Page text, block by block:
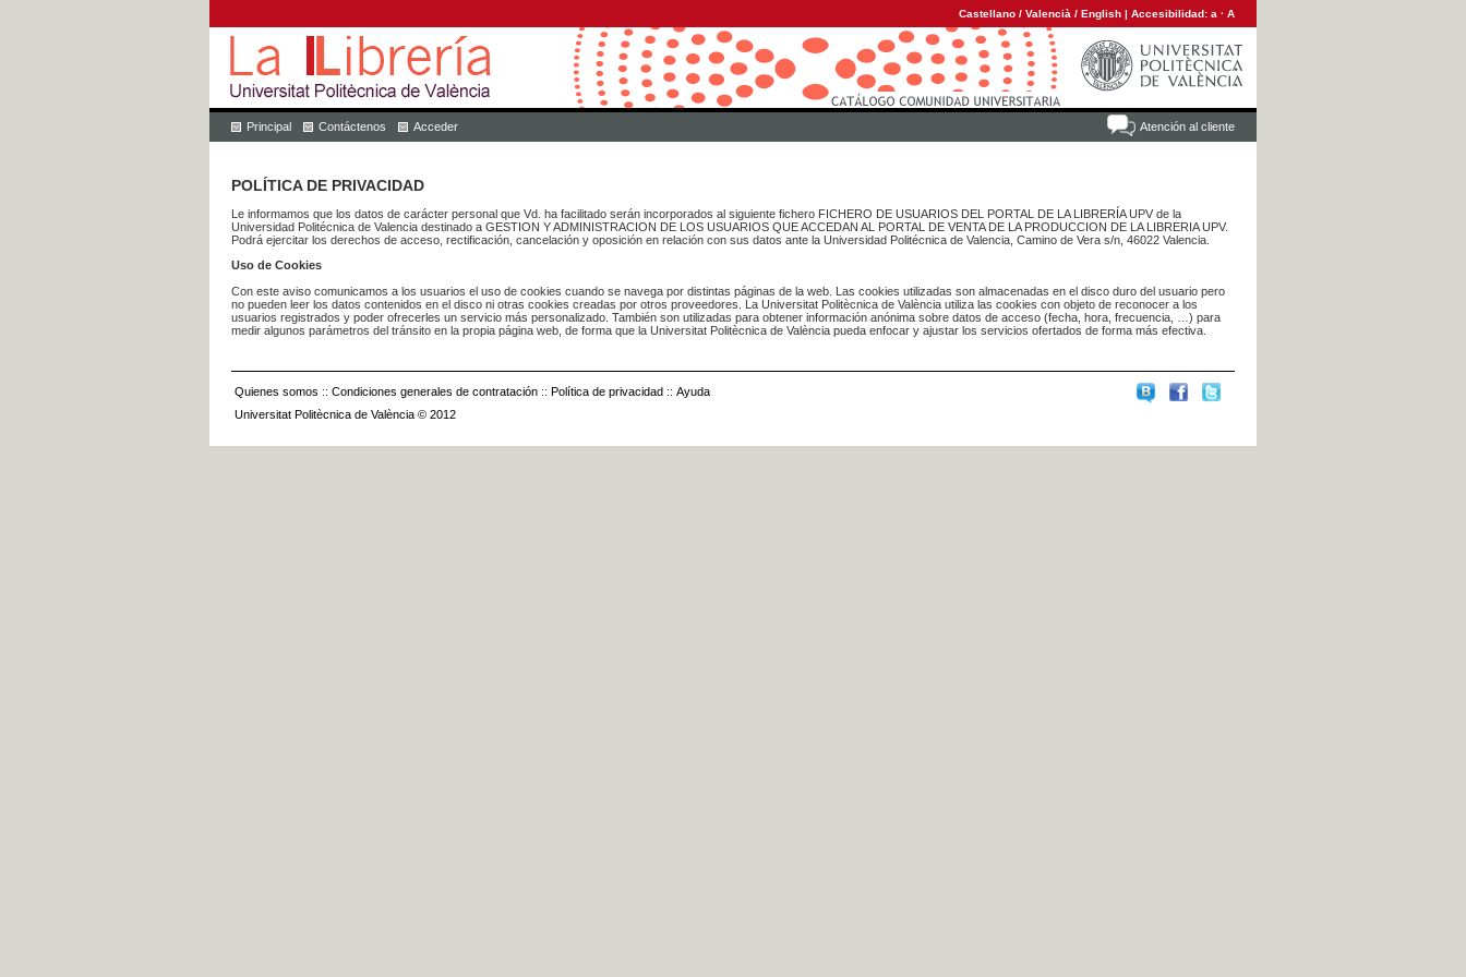
Castellano / Valencià / English | Accesibilidad: a · A
Atención al cliente
Principal Contáctenos Acceder
POLÍTICA DE PRIVACIDAD
Le informamos que los datos de carácter personal que Vd. ha facilitado serán incorporados al siguiente fichero FICHERO DE USUARIOS DEL PORTAL DE LA LIBRERÍA UPV de la
Universidad Politécnica de Valencia destinado a GESTION Y ADMINISTRACION DE LOS USUARIOS QUE ACCEDAN AL PORTAL DE VENTA DE LA PRODUCCION DE LA LIBRERIA UPV.
Podrá ejercitar los derechos de acceso, rectificación, cancelación y oposición en relación con sus datos ante la Universidad Politécnica de Valencia, Camino de Vera s/n, 46022 Valencia.
Uso de Cookies
Con este aviso comunicamos a los usuarios el uso de cookies cuando se navega por distintas páginas de la web. Las cookies utilizadas son almacenadas en el disco duro del usuario pero
no pueden leer los datos contenidos en el disco ni otras cookies creadas por otros proveedores. La Universitat Politècnica de València utiliza las cookies con objeto de reconocer a los
usuarios registrados y poder ofrecerles un servicio más personalizado. También son utilizadas para obtener información anónima sobre datos de acceso (fecha, hora, frecuencia, …) para
medir algunos parámetros del tránsito en la propia página web, de forma que la Universitat Politècnica de València pueda enfocar y ajustar los servicios ofertados de forma más efectiva.
Quienes somos :: Condiciones generales de contratación :: Política de privacidad :: Ayuda
Universitat Politècnica de València © 2012